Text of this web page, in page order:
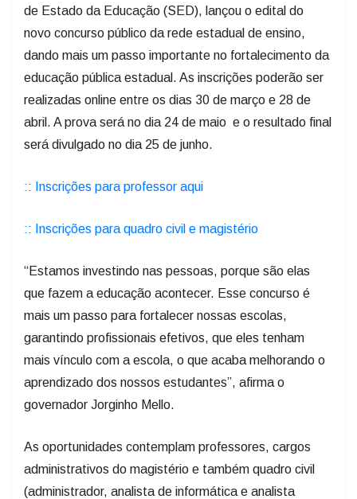
de Estado da Educação (SED), lançou o edital do
novo concurso público da rede estadual de ensino,
dando mais um passo importante no fortalecimento da
educação pública estadual. As inscrições poderão ser
realizadas online entre os dias 30 de março e 28 de
abril. A prova será no dia 24 de maio e o resultado final
será divulgado no dia 25 de junho.
:: Inscrições para professor aqui
:: Inscrições para quadro civil e magistério
“Estamos investindo nas pessoas, porque são elas
que fazem a educação acontecer. Esse concurso é
mais um passo para fortalecer nossas escolas,
garantindo profissionais efetivos, que eles tenham
mais vínculo com a escola, o que acaba melhorando o
aprendizado dos nossos estudantes”, afirma o
governador Jorginho Mello.
As oportunidades contemplam professores, cargos
administrativos do magistério e também quadro civil
(administrador, analista de informática e analista